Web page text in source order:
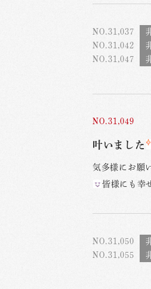
NO.31,037
NO.31,042
NO.31,047
NO.31,049
叶いました
気多様にお願
皆様にも幸
NO.31,050
NO.31,055